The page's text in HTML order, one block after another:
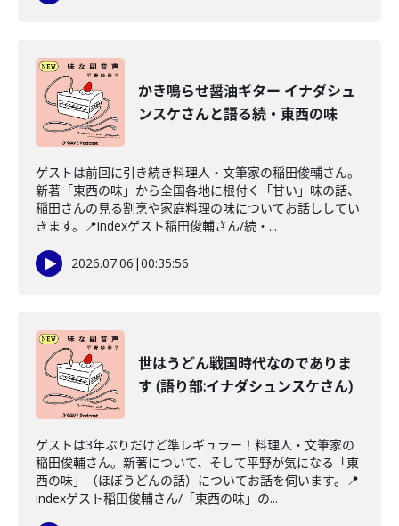
かき鳴らせ醤油ギター イナダシュ
ンスケさんと語る続・東西の味
ゲストは前回に引き続き料理人・文筆家の稲田俊輔さん。
新著「東西の味」から全国各地に根付く「甘い」味の話、
稲田さんの見る割烹や家庭料理の味についてお話ししてい
きます。📍indexゲスト稲田俊輔さん/続・...
2026.07.06 |00:35:56
世はうどん戦国時代なのでありま
す (語り部:イナダシュンスケさん)
ゲストは3年ぶりだけど準レギュラー！料理人・文筆家の
稲田俊輔さん。新著について、そして平野が気になる「東
西の味」（ほぼうどんの話）についてお話を伺います。📍
indexゲスト稲田俊輔さん/「東西の味」の...